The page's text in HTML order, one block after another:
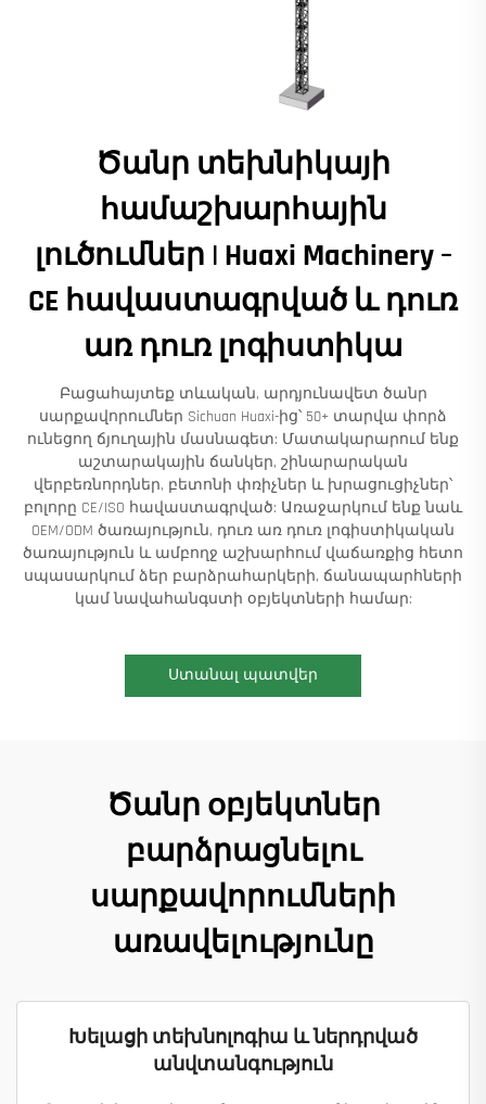
Ծանր տեխնիկայի
համաշխարհային
լուծումներ | Huaxi Machinery –
CE հավաստագրված և դուռ
առ դուռ լոգիստիկա
Բացահայտեք տևական, արդյունավետ ծանր
սարքավորումներ Sichuan Huaxi-ից՝ 50+ տարվա փորձ
ունեցող ճյուղային մասնագետ: Մատակարարում ենք
աշտարակային ճանկեր, շինարարական
վերբեռնորդներ, բետոնի փռիչներ և խրացուցիչներ՝
բոլորը CE/ISO հավաստագրված: Առաջարկում ենք նաև
OEM/ODM ծառայություն, դուռ առ դուռ լոգիստիկական
ծառայություն և ամբողջ աշխարհում վաճառքից հետո
սպասարկում ձեր բարձրահարկերի, ճանապարհների
կամ նավահանգստի օբյեկտների համար:
Ստանալ պատվեր
Ծանր օբյեկտներ
բարձրացնելու
սարքավորումների
առավելությունը
Խելացի տեխնոլոգիա և ներդրված
անվտանգություն